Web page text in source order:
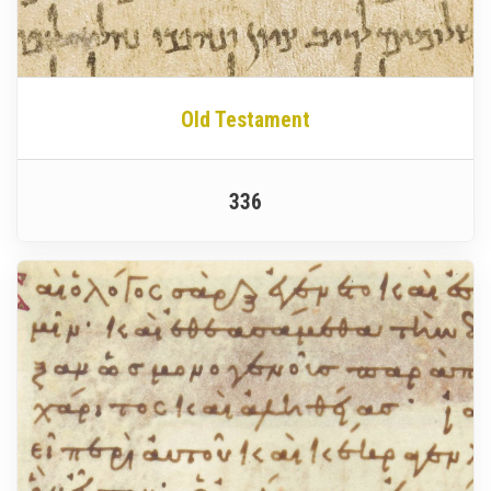
Old Testament
336